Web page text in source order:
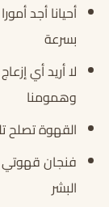
أحيانا أجد
بسرعة
لا أريد أي
وهمومنا
القهوة تصلح
فنجان قهوتي
البشر